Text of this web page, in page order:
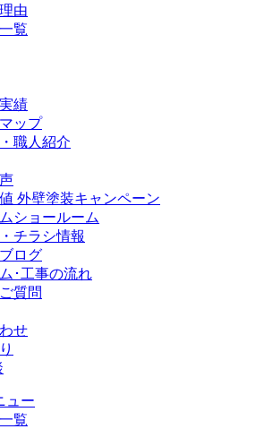
由
覧
績
ップ
職人紹介
外壁塗装キャンペーン
ショールーム
チラシ情報
ログ
･工事の流れ
質問
せ
ュー
覧